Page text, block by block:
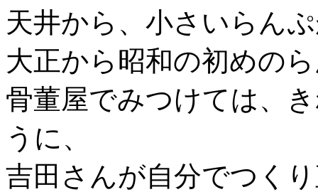
天井から、小さいらん
大正から昭和の初めの
骨董屋でみつけては、
うに、
吉田さんが自分でつく